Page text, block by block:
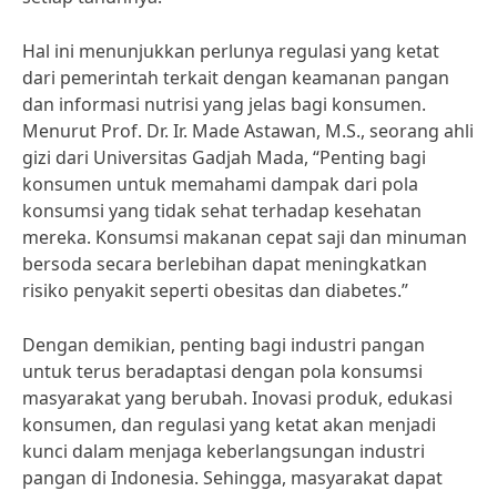
Hal ini menunjukkan perlunya regulasi yang ketat
dari pemerintah terkait dengan keamanan pangan
dan informasi nutrisi yang jelas bagi konsumen.
Menurut Prof. Dr. Ir. Made Astawan, M.S., seorang ahli
gizi dari Universitas Gadjah Mada, “Penting bagi
konsumen untuk memahami dampak dari pola
konsumsi yang tidak sehat terhadap kesehatan
mereka. Konsumsi makanan cepat saji dan minuman
bersoda secara berlebihan dapat meningkatkan
risiko penyakit seperti obesitas dan diabetes.”
Dengan demikian, penting bagi industri pangan
untuk terus beradaptasi dengan pola konsumsi
masyarakat yang berubah. Inovasi produk, edukasi
konsumen, dan regulasi yang ketat akan menjadi
kunci dalam menjaga keberlangsungan industri
pangan di Indonesia. Sehingga, masyarakat dapat